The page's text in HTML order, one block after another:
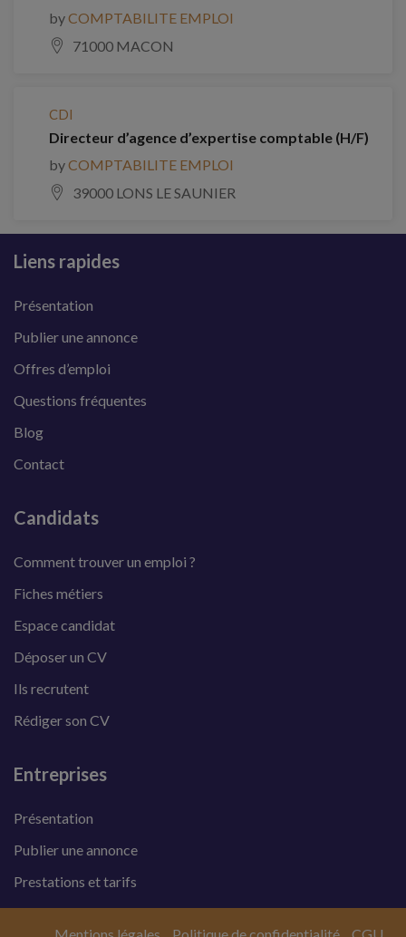
byCOMPTABILITE EMPLOI
71000 MACON
CDI
Directeur d’agence d’expertise comptable (H/F)
byCOMPTABILITE EMPLOI
39000 LONS LE SAUNIER
Liens rapides
Présentation
Publier une annonce
Offres d’emploi
Questions fréquentes
Blog
Contact
Candidats
Comment trouver un emploi ?
Fiches métiers
Espace candidat
Déposer un CV
Ils recrutent
Rédiger son CV
Entreprises
Présentation
Publier une annonce
Prestations et tarifs
Mentions légales Politique de confidentialité CGU